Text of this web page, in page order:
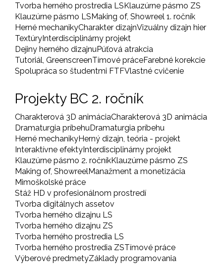
Tvorba herného prostredia LSKlauzúrne pásmo ZS
Klauzúrne pásmo LSMaking of, Showreel 1. ročník
Herné mechanikyCharakter dizajnVizuálny dizajn hier
TextúryInterdisciplinárny projekt
Dejiny herného dizajnuPúťová atrakcia
Tutoriál, GreenscreenTímové práceFarebné korekcie
Spolupráca so študentmi FTFVlastné cvičenie
Projekty BC 2. ročník
Charakterová 3D animáciaCharakterová 3D animácia
Dramaturgia príbehuDramaturgia príbehu
Herné mechanikyHerný dizajn, teória - projekt
Interaktívne efektyInterdisciplinárny projekt
Klauzúrne pásmo 2. ročníkKlauzúrne pásmo ZS
Making of, ShowreelManažment a monetizácia
Mimoškolské práce
Stáž HD v profesionálnom prostredí
Tvorba digitálnych assetov
Tvorba herného dizajnu LS
Tvorba herného dizajnu ZS
Tvorba herného prostredia LS
Tvorba herného prostredia ZSTímové práce
Výberové predmetyZáklady programovania